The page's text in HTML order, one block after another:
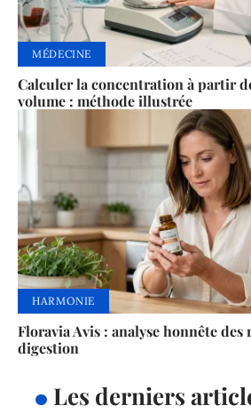
MÉDECINE
Calculer la concentration à partir
volume : méthode illustrée
HARMONIE
Floravia Avis : analyse honnête des
digestion
Les derniers